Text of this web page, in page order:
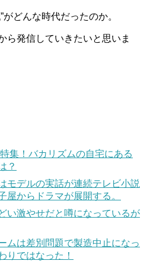
どんな時代だったのか。
ら発信していきたいと思いま
集！バカリズムの自宅にある
？
モデルの実話が連続テレビ小説
屋からドラマが展開する。
い激やせだと噂になっているが
ムは差別問題で製造中止になっ
りではなった！